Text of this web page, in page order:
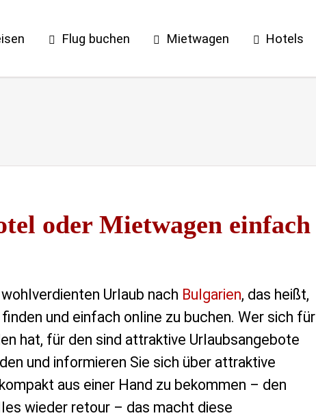
Flug buchen Mietwagen Hotels
oder Mietwagen einfach
Urlaub nach Bulgarien, das heißt,
finden und einfach online zu buchen. Wer sich für
hat, für den sind attraktive Urlaubsangebote
und informieren Sie sich über attraktive
aus einer Hand zu bekommen – den
wieder retour – das macht diese